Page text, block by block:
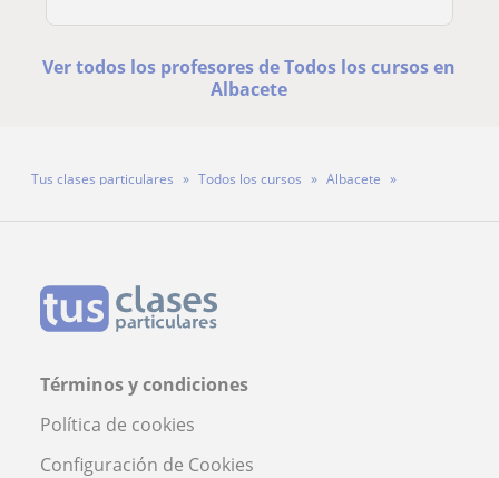
Ver todos los profesores de Todos los cursos en
Albacete
Tus clases particulares Todos los cursos
Albacete
Términos y condiciones
Política de cookies
Configuración de Cookies